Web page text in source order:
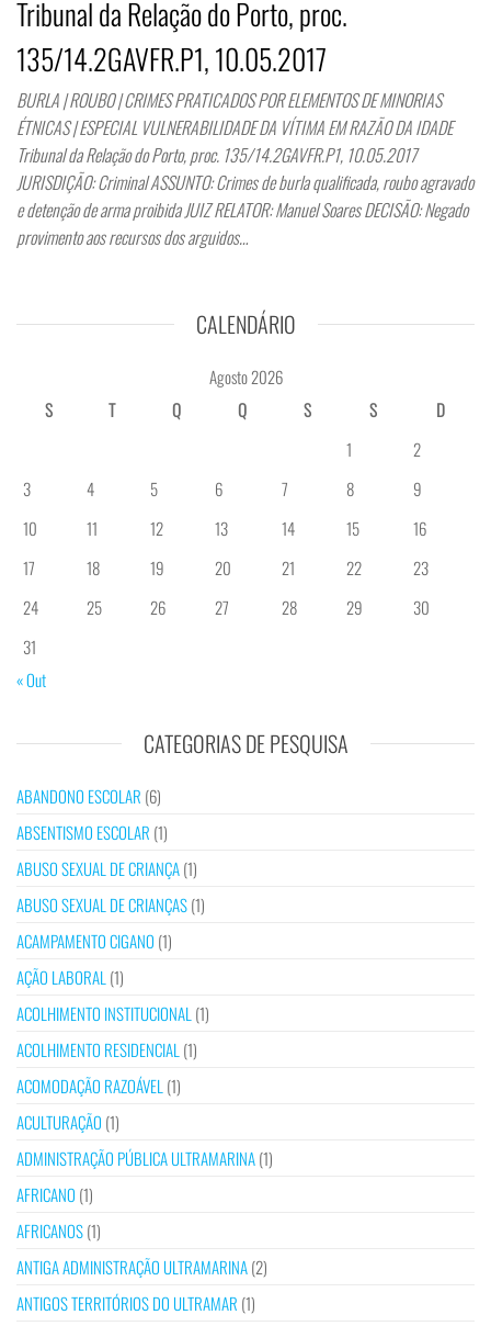
Tribunal da Relação do Porto, proc.
135/14.2GAVFR.P1, 10.05.2017
BURLA | ROUBO | CRIMES PRATICADOS POR ELEMENTOS DE MINORIAS
ÉTNICAS | ESPECIAL VULNERABILIDADE DA VÍTIMA EM RAZÃO DA IDADE
Tribunal da Relação do Porto, proc. 135/14.2GAVFR.P1, 10.05.2017
JURISDIÇÃO: Criminal ASSUNTO: Crimes de burla qualificada, roubo agravado
e detenção de arma proibida JUIZ RELATOR: Manuel Soares DECISÃO: Negado
provimento aos recursos dos arguidos…
CALENDÁRIO
Agosto 2026
S
T Q Q S S
D
1
2
3
4 5 6 7 8
9
10
11 12 13 14 15
16
17
18 19 20 21 22
23
24
25 26 27 28 29
30
31
« Out
CATEGORIAS DE PESQUISA
ABANDONO ESCOLAR (6)
ABSENTISMO ESCOLAR (1)
ABUSO SEXUAL DE CRIANÇA(1)
ABUSO SEXUAL DE CRIANÇAS(1)
ACAMPAMENTO CIGANO (1)
AÇÃO LABORAL (1)
ACOLHIMENTO INSTITUCIONAL (1)
ACOLHIMENTO RESIDENCIAL (1)
ACOMODAÇÃO RAZOÁVEL (1)
ACULTURAÇÃO (1)
ADMINISTRAÇÃO PÚBLICA ULTRAMARINA(1)
AFRICANO (1)
AFRICANOS(1)
ANTIGA ADMINISTRAÇÃO ULTRAMARINA(2)
ANTIGOS TERRITÓRIOS DO ULTRAMAR (1)